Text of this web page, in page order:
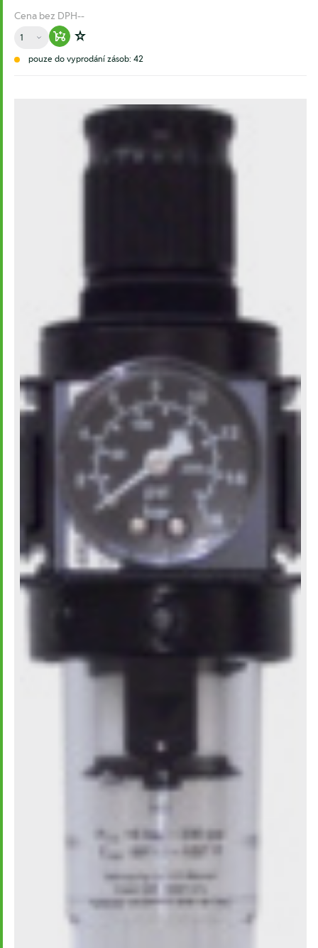
Cena bez DPH--
Množství
Warenkorb hinzufügen
Zur Wunschliste hinzufügen
pouze do vyprodání zásob: 42